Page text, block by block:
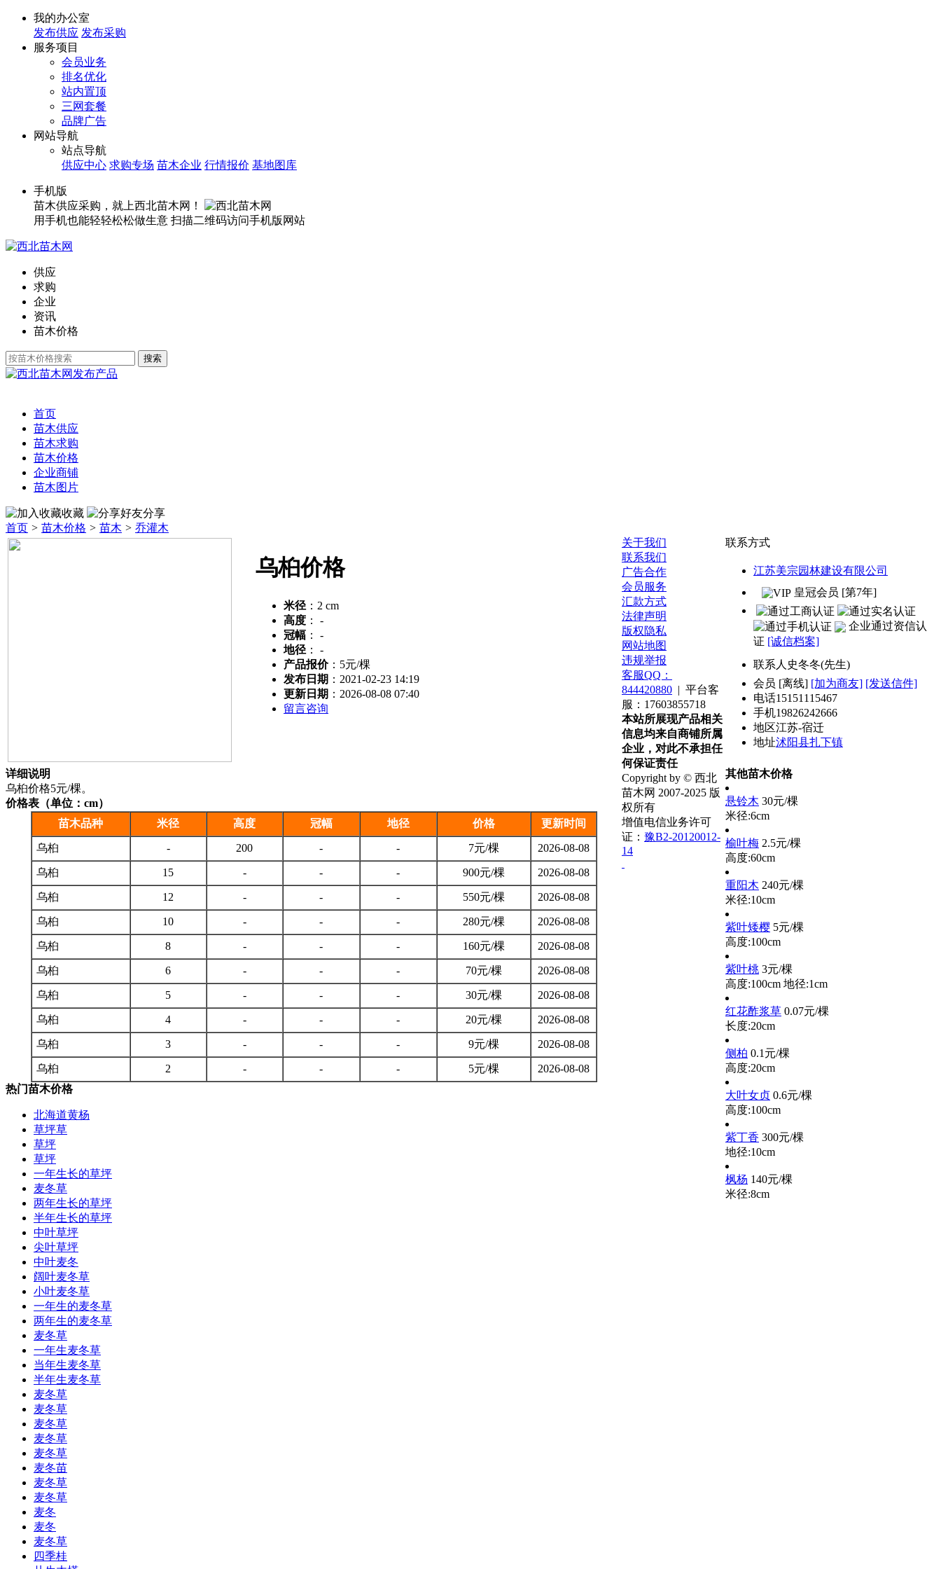
我的办公室
发布供应 发布采购
服务项目
会员业务
排名优化
站内置顶
三网套餐
品牌广告
网站导航
站点导航
供应中心 求购专场 苗木企业 行情报价 基地图库
手机版
苗木供应采购，就上西北苗木网！
用手机也能轻轻松松做生意 扫描二维码访问手机版网站
供应
求购
企业
资讯
苗木价格
发布产品
首页
苗木供应
苗木求购
苗木价格
企业商铺
苗木图片
收藏
分享
首页 > 苗木价格 > 苗木 > 乔灌木
乌桕价格
米径 ： 2 cm
高度 ：
-
冠幅 ：
-
地径 ：
-
产品报价： 5元/棵
发布日期 ：2021-02-23 14:19
更新日期 ：2026-08-08 07:40
留言咨询
联系方式
江苏美宗园林建设有限公司
皇冠会员 [第7年]
企业通过资信认
证 [诚信档案]
联系人 史冬冬(先生)
会员 [离线] [加为商友] [发送信件]
电话15151115467
手机19826242666
地区江苏-宿迁
地址沭阳县扎下镇
详细说明
乌桕价格5元/棵。
价格表（单位：cm）
苗木品种
米径 高度 冠幅 地径 价格 更新时间
乌桕 - 200 - - 7元/棵 2026-08-08
乌桕 15 - - - 900元/棵 2026-08-08
乌桕 12 - - - 550元/棵 2026-08-08
乌桕 10 - - - 280元/棵 2026-08-08
乌桕 8 - - - 160元/棵 2026-08-08
乌桕 6 - - - 70元/棵 2026-08-08
乌桕 5 - - - 30元/棵 2026-08-08
乌桕 4 - - - 20元/棵 2026-08-08
乌桕 3 - - - 9元/棵 2026-08-08
乌桕 2 - - - 5元/棵
2026-08-08
热门苗木价格
北海道黄杨
草坪草
草坪
草坪
一年生长的草坪
麦冬草
两年生长的草坪
半年生长的草坪
中叶草坪
尖叶草坪
中叶麦冬
阔叶麦冬草
小叶麦冬草
一年生的麦冬草
两年生的麦冬草
麦冬草
一年生麦冬草
当年生麦冬草
半年生麦冬草
麦冬草
麦冬草
麦冬草
麦冬草
麦冬草
麦冬苗
麦冬草
麦冬草
麦冬
麦冬
麦冬草
四季桂
其他苗木价格
悬铃木 30元/棵
米径:6cm
榆叶梅 2.5元/棵
高度:60cm
重阳木 240元/棵
米径:10cm
紫叶矮樱 5元/棵
高度:100cm
紫叶桃 3元/棵
高度:100cm 地径:1cm
红花酢浆草 0.07元/棵
长度:20cm
侧柏 0.1元/棵
高度:20cm
大叶女贞 0.6元/棵
高度:100cm
紫丁香 300元/棵
地径:10cm
枫杨 140元/棵
米径:8cm
关于我们
联系我们
广告合作
会员服务
汇款方式
法律声明
版权隐私
网站地图
违规举报
客服QQ：
844420880 | 平台客
服：17603855718
本站所展现产品相关
信息均来自商铺所属
企业，对此不承担任
何保证责任
Copyright by © 西北
苗木网 2007-2025 版
权所有
增值电信业务许可
证： 豫B2-20120012-
14